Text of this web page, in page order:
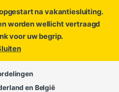
na vakantiesluiting.
worden wellicht vertraagd
voor uw begrip.
open een ticket
en België